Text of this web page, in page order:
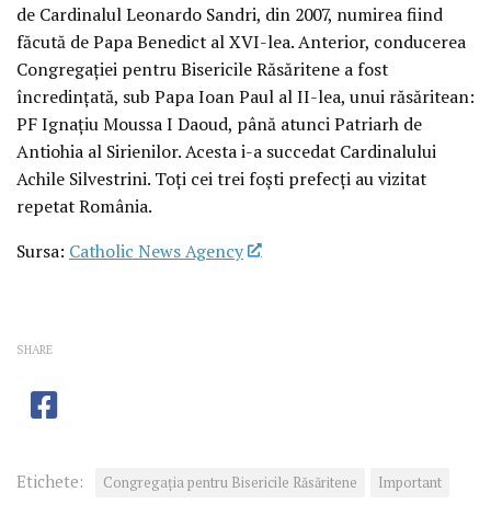
de Cardinalul Leonardo Sandri, din 2007, numirea fiind
făcută de Papa Benedict al XVI-lea. Anterior, conducerea
Congregației pentru Bisericile Răsăritene a fost
încredințată, sub Papa Ioan Paul al II-lea, unui răsăritean:
PF Ignațiu Moussa I Daoud, până atunci Patriarh de
Antiohia al Sirienilor. Acesta i-a succedat Cardinalului
Achile Silvestrini. Toți cei trei foști prefecți au vizitat
repetat România.
Sursa: Catholic News Agency
SHARE
Etichete: Congregaţia pentru Bisericile Răsăritene Important